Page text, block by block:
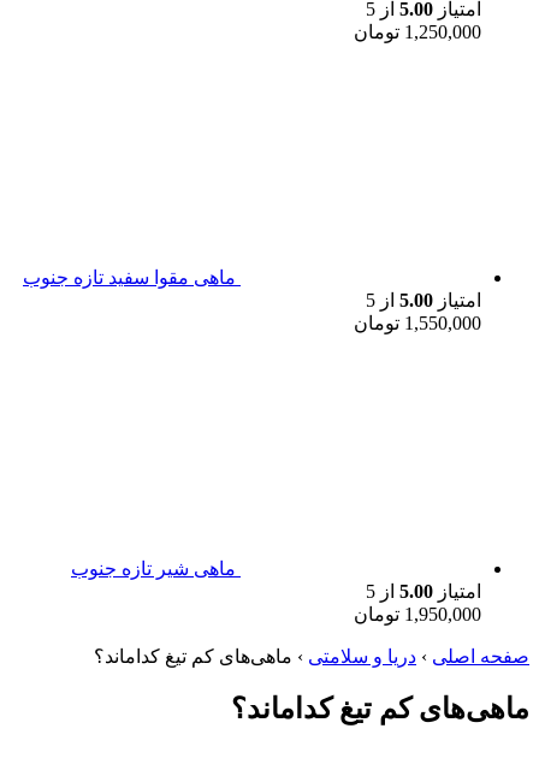
امتیاز 5.00 از 5
1,250,000 تومان
ماهی مقوا سفید تازه جنوب
امتیاز 5.00 از 5
1,550,000 تومان
ماهی شیر تازه جنوب
امتیاز 5.00 از 5
1,950,000 تومان
صفحه اصلی › دریا و سلامتی › ماهی‌های کم تیغ کدام‎اند؟
ماهی‌های کم تیغ کدام‎اند؟